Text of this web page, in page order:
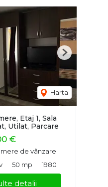
Harta
Next
Etaj 1, Sala
Utilat, Parcare
€
de vânzare
50 mp 1980
detalii